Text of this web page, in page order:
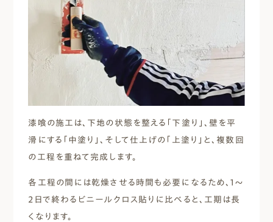
漆喰の施工は、下地の状態を整える「下塗り」、壁を平
滑にする「中塗り」、そして仕上げの「上塗り」と、複数回
の工程を重ねて完成します。
各工程の間には乾燥させる時間も必要になるため、1～
2日で終わるビニールクロス貼りに比べると、工期は長
くなります。